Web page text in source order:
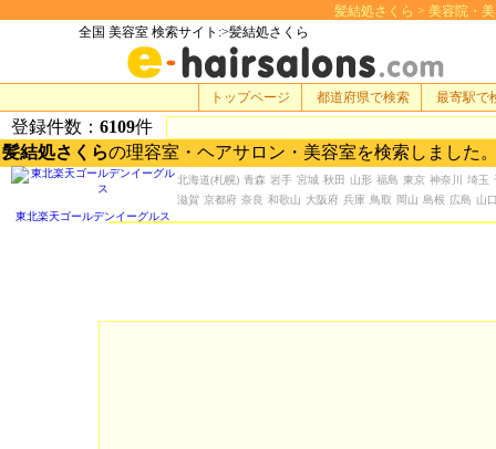
髪結処さくら > 美容院・
全国 美容室 検索サイト:>髪結処さくら
登録件数： 6109件
髪結処さくらの理容室・ヘアサロン・美容室を検索しました
北海道(札幌) 青森 岩手 宮城 秋田 山形 福島 東京 神奈川 埼玉
滋賀 京都府 奈良 和歌山 大阪府 兵庫 鳥取 岡山 島根 広島 山
トップページ 都道府県で検索 最寄駅で
東北楽天ゴールデンイーグルス